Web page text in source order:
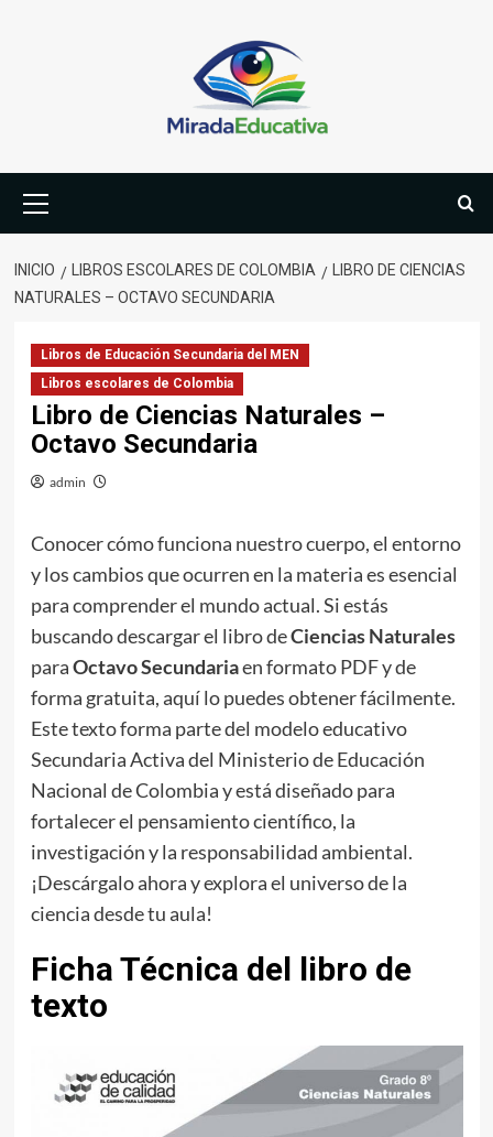
primario
INICIO LIBROS ESCOLARES DE COLOMBIA
LIBRO DE CIENCIAS
NATURALES – OCTAVO SECUNDARIA
Libros de Educación Secundaria del MEN
Libros escolares de Colombia
Libro de Ciencias Naturales –
Octavo Secundaria
admin
Conocer cómo funciona nuestro cuerpo, el entorno
y los cambios que ocurren en la materia es esencial
para comprender el mundo actual. Si estás
buscando descargar el libro deCiencias Naturales
paraOctavo Secundariaen formato PDF y de
forma gratuita, aquí lo puedes obtener fácilmente.
Este texto forma parte del modelo educativo
Secundaria Activa del Ministerio de Educación
Nacional de Colombia y está diseñado para
fortalecer el pensamiento científico, la
investigación y la responsabilidad ambiental.
¡Descárgalo ahora y explora el universo de la
ciencia desde tu aula!
Ficha Técnica del libro de
texto